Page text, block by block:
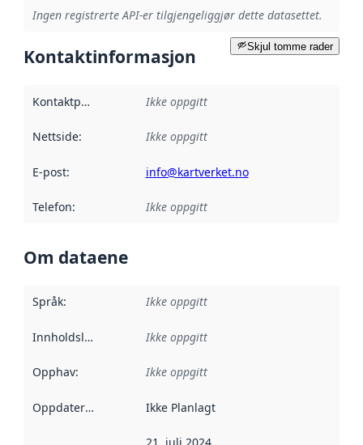
Ingen registrerte API-er tilgjengeliggjør dette datasettet.
Skjul tomme rader
Kontaktinformasjon
Kontaktpunkt Ikke oppgitt
Nettside: Ikke oppgitt
E-post: info@kartverket.no
Telefon: Ikke oppgitt
Om dataene
Språk: Ikke oppgitt
Innholdsleverandører :
Ikke oppgitt
Opphav: Ikke oppgitt
Oppdateringsfrekvens :
Ikke Planlagt